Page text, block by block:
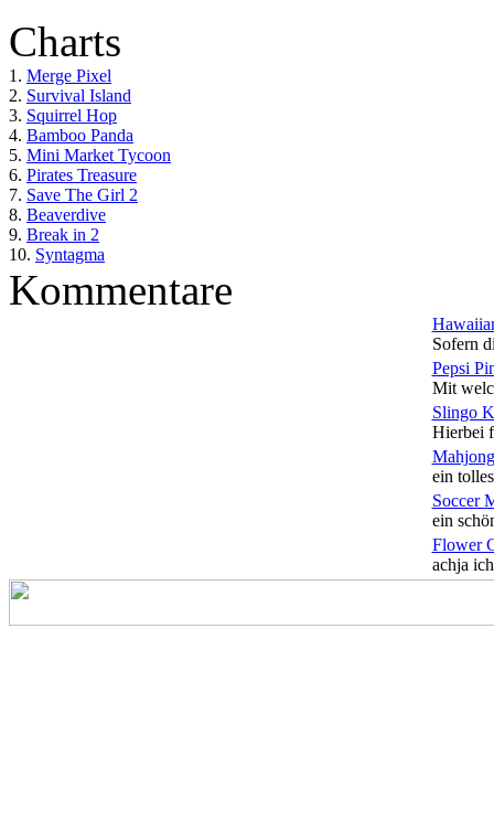
Charts
1. Merge Pixel
2. Survival Island
3. Squirrel Hop
4. Bamboo Panda
5. Mini Market Tycoon
6. Pirates Treasure
7. Save The Girl 2
8. Beaverdive
9. Break in 2
10. Syntagma
Kommentare
Sofern
Pepsi
Mit
Slingo
Hierbei
ein
Soccer
ein
Flower
achja